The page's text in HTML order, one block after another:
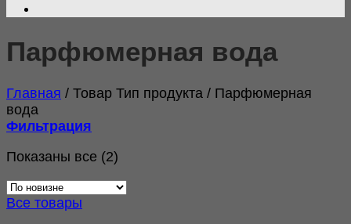
Парфюмерная вода
Главная / Товар Тип продукта / Парфюмерная
вода
Фильтрация
Показаны все (2)
недавние
Все товары